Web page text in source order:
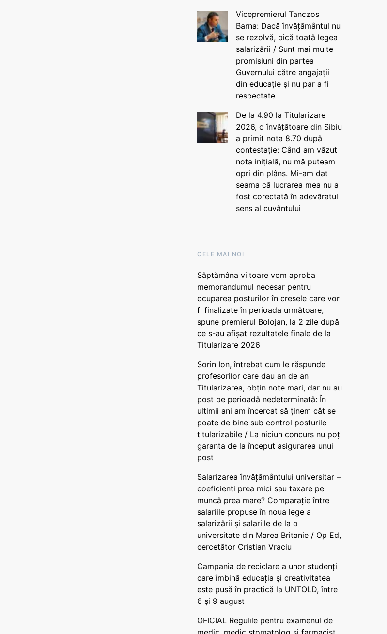
Vicepremierul Tanczos
Barna: Dacă învățământul nu
se rezolvă, pică toată legea
salarizării / Sunt mai multe
promisiuni din partea
Guvernului către angajații
din educație și nu par a fi
respectate
De la 4.90 la Titularizare
2026, o învățătoare din Sibiu
a primit nota 8.70 după
contestație: Când am văzut
nota inițială, nu mă puteam
opri din plâns. Mi-am dat
seama că lucrarea mea nu a
fost corectată în adevăratul
sens al cuvântului
CELE MAI NOI
Săptămâna viitoare vom aproba
memorandumul necesar pentru
ocuparea posturilor în creșele care vor
fi finalizate în perioada următoare,
spune premierul Bolojan, la 2 zile după
ce s-au afișat rezultatele finale de la
Titularizare 2026
Sorin Ion, întrebat cum le răspunde
profesorilor care dau an de an
Titularizarea, obțin note mari, dar nu au
post pe perioadă nedeterminată: În
ultimii ani am încercat să ținem cât se
poate de bine sub control posturile
titularizabile / La niciun concurs nu poți
garanta de la început asigurarea unui
post
Salarizarea învățământului universitar –
coeficienți prea mici sau taxare pe
muncă prea mare? Comparație între
salariile propuse în noua lege a
salarizării și salariile de la o
universitate din Marea Britanie / Op Ed,
cercetător Cristian Vraciu
Campania de reciclare a unor studenți
care îmbină educația și creativitatea
este pusă în practică la UNTOLD, între
6 și 9 august
OFICIAL Regulile pentru examenul de
medic, medic stomatolog și farmacist